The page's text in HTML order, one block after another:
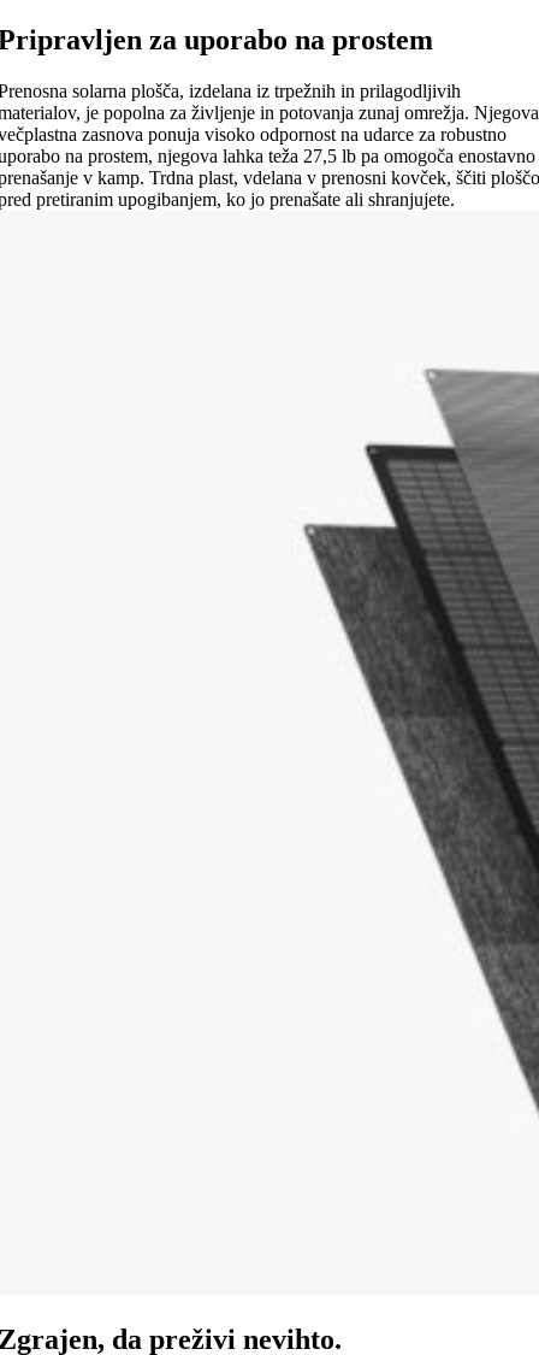
za uporabo na prostem
solarna plošča, izdelana iz trpežnih in prilagodljivih
je popolna za življenje in potovanja zunaj omrežja. Njegova
zasnova ponuja visoko odpornost na udarce za robustno
na prostem, njegova lahka teža 27,5 lb pa omogoča enostavno
v kamp. Trdna plast, vdelana v prenosni kovček, ščiti ploščo
pretiranim upogibanjem, ko jo prenašate ali shranjujete.
da preživi nevihto.